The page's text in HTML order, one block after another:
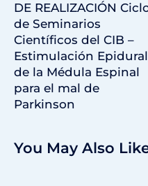
DE REALIZACIÓN
de Seminarios
Científicos del CIB –
Estimulación Epidural
de la Médula Espinal
para el mal de
Parkinson
You May Also